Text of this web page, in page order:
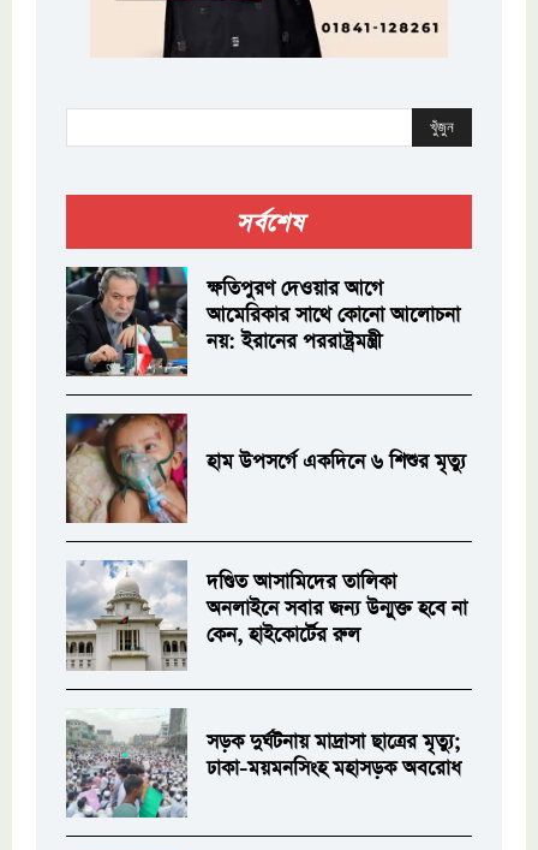
খুঁজুন
সর্বশেষ
ক্ষতিপুরণ দেওয়ার আগে
আমেরিকার সাথে কোনো আলোচনা
নয়: ইরানের পররাষ্ট্রমন্ত্রী
হাম উপসর্গে একদিনে ৬ শিশুর মৃত্যু
দণ্ডিত আসামিদের তালিকা
অনলাইনে সবার জন্য উন্মুক্ত হবে না
কেন, হাইকোর্টের রুল
সড়ক দুর্ঘটনায় মাদ্রাসা ছাত্রের মৃত্যু;
ঢাকা-ময়মনসিংহ মহাসড়ক অবরোধ